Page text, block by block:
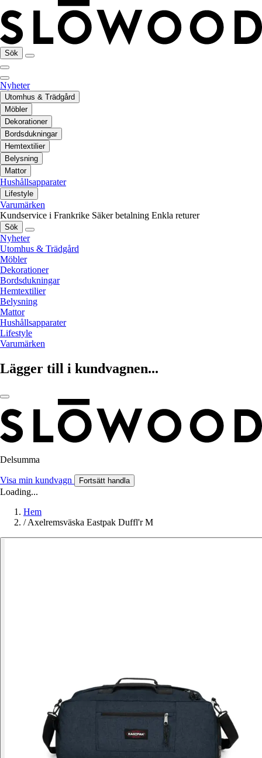
Sök
Nyheter
Utomhus & Trädgård
Möbler
Dekorationer
Bordsdukningar
Hemtextilier
Belysning
Mattor
Hushållsapparater
Lifestyle
Varumärken
Kundservice i Frankrike Säker betalning Enkla returer
Sök
Nyheter
Utomhus & Trädgård
Möbler
Dekorationer
Bordsdukningar
Hemtextilier
Belysning
Mattor
Hushållsapparater
Lifestyle
Varumärken
Lägger till i kundvagnen...
Delsumma
Visa min kundvagn Fortsätt handla
Loading...
Hem
/ Axelremsväska Eastpak Duffl'r M